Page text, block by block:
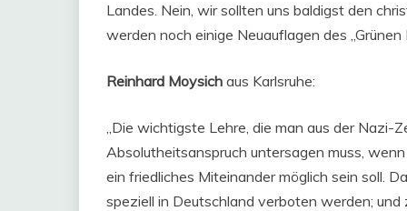
Landes. Nein, wir sollten uns baldigst den
werden noch einige Neuauflagen des
Reinhard Moysich aus Karlsruhe:
„Die wichtigste Lehre, die man aus der Nazi-
Absolutheitsanspruch untersagen muss,
ein friedliches Miteinander möglich sein soll.
speziell in Deutschland verboten werden;